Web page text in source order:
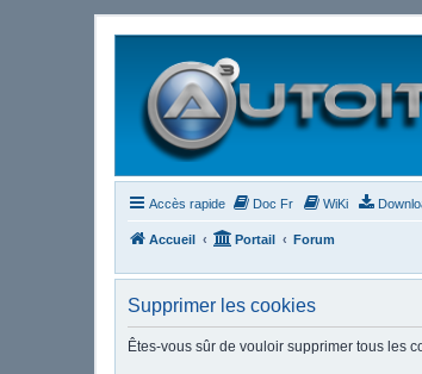
Accès rapide Doc Fr WiKi
Accueil Portail Forum
Supprimer les cookies
Êtes-vous sûr de vouloir supprimer tous les